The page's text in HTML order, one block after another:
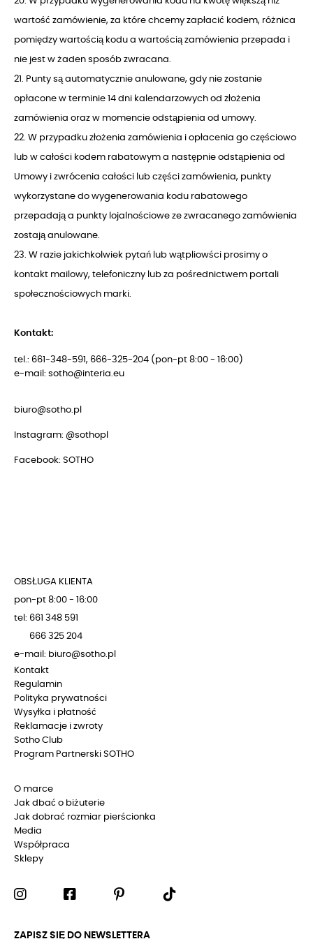
wartość zamówienie, za które chcemy zapłacić kodem, różnica
pomiędzy wartością kodu a wartością zamówienia przepada i
nie jest w żaden sposób zwracana.
21. Punty są automatycznie anulowane, gdy nie zostanie
opłacone w terminie 14 dni kalendarzowych od złożenia
zamówienia oraz w momencie odstąpienia od umowy.
22. W przypadku złożenia zamówienia i opłacenia go częściowo
lub w całości kodem rabatowym a następnie odstąpienia od
Umowy i zwrócenia całości lub części zamówienia, punkty
wykorzystane do wygenerowania kodu rabatowego
przepadają a punkty lojalnościowe ze zwracanego zamówienia
zostają anulowane.
23. W razie jakichkolwiek pytań lub wątpliowści prosimy o
kontakt mailowy, telefoniczny lub za pośrednictwem portali
społecznościowych marki.
Kontakt:
tel.: 661-348-591, 666-325-204 (pon-pt 8:00 - 16:00)
e-mail: sotho@interia.eu
biuro@sotho.pl
Instagram: @sothopl
Facebook: SOTHO
OBSŁUGA KLIENTA
pon-pt 8:00 - 16:00
tel: 661 348 591
666 325 204
e-mail: biuro@sotho.pl
Kontakt
Regulamin
Polityka prywatności
Wysyłka i płatność
Reklamacje i zwroty
Sotho Club
Program Partnerski SOTHO
O marce
Jak dbać o biżuterie
Jak dobrać rozmiar pierścionka
Media
Współpraca
Sklepy
ZAPISZ SIĘ DO NEWSLETTERA